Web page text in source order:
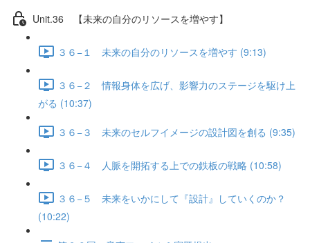
Unit.36 【未来の自分のリソースを増やす】
３６−１ 未来の自分のリソースを増やす (9:13)
３６−２ 情報身体を広げ、影響力のステージを駆け上
がる (10:37)
３６−３ 未来のセルフイメージの設計図を創る (9:35)
３６−４ 人脈を開拓する上での鉄板の戦略 (10:58)
３６−５ 未来をいかにして『設計』していくのか？
(10:22)